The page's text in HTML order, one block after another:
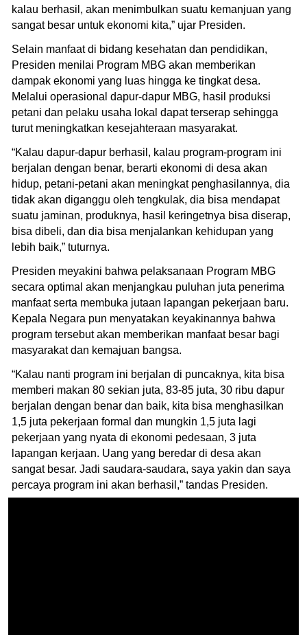
kalau berhasil, akan menimbulkan suatu kemanjuan yang
sangat besar untuk ekonomi kita,” ujar Presiden.
Selain manfaat di bidang kesehatan dan pendidikan,
Presiden menilai Program MBG akan memberikan
dampak ekonomi yang luas hingga ke tingkat desa.
Melalui operasional dapur-dapur MBG, hasil produksi
petani dan pelaku usaha lokal dapat terserap sehingga
turut meningkatkan kesejahteraan masyarakat.
“Kalau dapur-dapur berhasil, kalau program-program ini
berjalan dengan benar, berarti ekonomi di desa akan
hidup, petani-petani akan meningkat penghasilannya, dia
tidak akan diganggu oleh tengkulak, dia bisa mendapat
suatu jaminan, produknya, hasil keringetnya bisa diserap,
bisa dibeli, dan dia bisa menjalankan kehidupan yang
lebih baik,” tuturnya.
Presiden meyakini bahwa pelaksanaan Program MBG
secara optimal akan menjangkau puluhan juta penerima
manfaat serta membuka jutaan lapangan pekerjaan baru.
Kepala Negara pun menyatakan keyakinannya bahwa
program tersebut akan memberikan manfaat besar bagi
masyarakat dan kemajuan bangsa.
“Kalau nanti program ini berjalan di puncaknya, kita bisa
memberi makan 80 sekian juta, 83-85 juta, 30 ribu dapur
berjalan dengan benar dan baik, kita bisa menghasilkan
1,5 juta pekerjaan formal dan mungkin 1,5 juta lagi
pekerjaan yang nyata di ekonomi pedesaan, 3 juta
lapangan kerjaan. Uang yang beredar di desa akan
sangat besar. Jadi saudara-saudara, saya yakin dan saya
percaya program ini akan berhasil,” tandas Presiden.